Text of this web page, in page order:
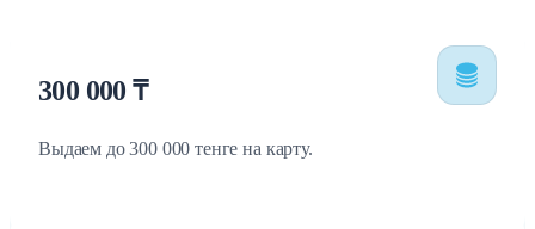
300 000 ₸
Выдаем до 300 000 тенге на карту.